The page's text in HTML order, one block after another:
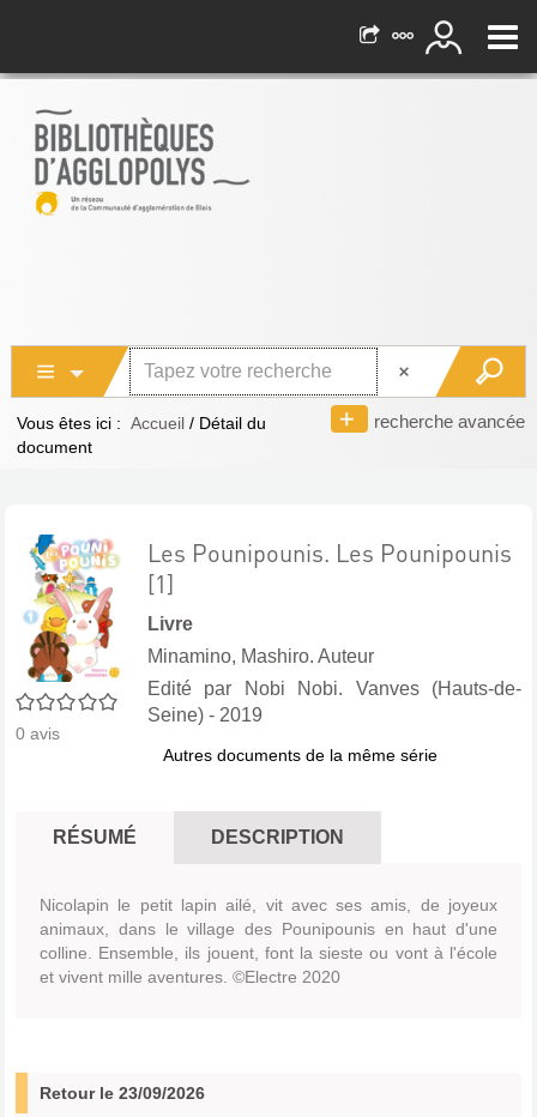
recherche avancée
Vous êtes ici : Accueil / Détail du
document
0/5
0 avis
Les Pounipounis. Les Pounipounis
[1]
Livre
Minamino, Mashiro. Auteur
Edité par
Nobi Nobi. Vanves (Hauts-de-
Seine) - 2019
Autres documents de la même série
RÉSUMÉ DESCRIPTION
Nicolapin le petit lapin ailé, vit avec ses amis, de joyeux
animaux, dans le village des Pounipounis en haut d'une
colline. Ensemble, ils jouent, font la sieste ou vont à l'école
et vivent mille aventures. ©Electre 2020
Retour le 23/09/2026